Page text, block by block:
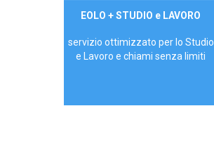
29,90€/mese
EOLO + STUDIO e LAVORO
servizio ottimizzato per lo Studio
e Lavoro e chiami senza limiti